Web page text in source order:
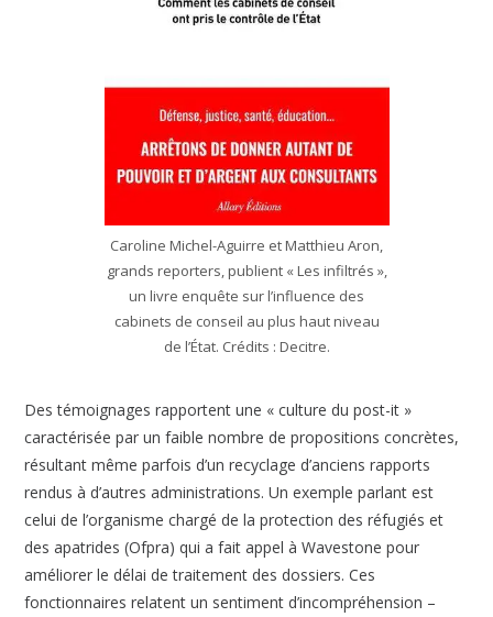
Caroline Michel-Aguirre et Matthieu Aron,
grands reporters, publient « Les infiltrés »,
un livre enquête sur l’influence des
cabinets de conseil au plus haut niveau
de l’État. Crédits : Decitre.
Des témoignages rapportent une « culture du post-it »
caractérisée par un faible nombre de propositions concrètes,
résultant même parfois d’un recyclage d’anciens rapports
rendus à d’autres administrations. Un exemple parlant est
celui de l’organisme chargé de la protection des réfugiés et
des apatrides (Ofpra) qui a fait appel à Wavestone pour
améliorer le délai de traitement des dossiers. Ces
fonctionnaires relatent un sentiment d’incompréhension –